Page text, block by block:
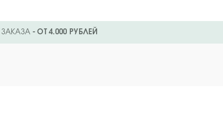
- ОТ 4.000 РУБЛЕЙ